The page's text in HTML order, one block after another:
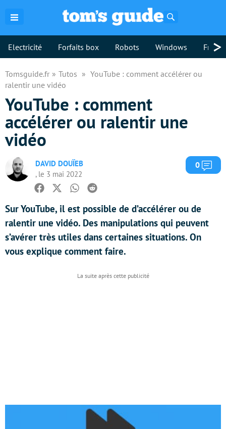
Electricité Forfaits box Robots Windows >
Tomsguide.fr Tutos
YouTube : comment accélérer ou
ralentir une vidéo
YouTube : comment
accélérer ou ralentir une
vidéo
DAVID DOUÏEB
, le 3 mai 2022
0
Facebook
TwitterWhatsapp
Reddit
Sur YouTube, il est possible de d’accélérer ou de
ralentir une vidéo. Des manipulations qui peuvent
s’avérer très utiles dans certaines situations. On
vous explique comment faire.